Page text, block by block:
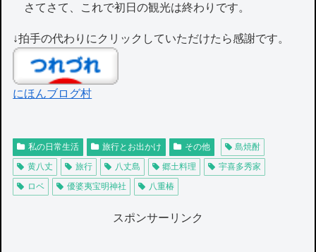
さてさて、これで初日の観光は終わりです。
↓拍手の代わりにクリックしていただけたら感謝です。
にほんブログ村
私の日常生活 旅行とお出かけ その他
島焼酎
黄八丈
旅行 八丈島 郷土料理
宇喜多秀家
ロベ
優婆夷宝明神社 八重椿
スポンサーリンク